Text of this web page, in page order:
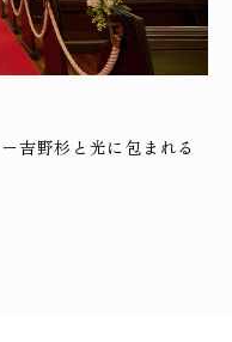
吉野杉と光に包まれる